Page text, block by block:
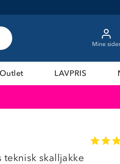
Mine sider
LAVPRIS
teknisk skalljakke